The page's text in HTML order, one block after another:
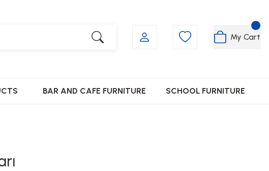
My Cart
BAR AND CAFE FURNITURE SCHOOL FURNITURE